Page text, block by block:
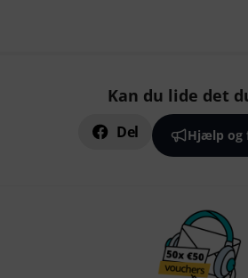
Kan du lide det
Del Hjælp og